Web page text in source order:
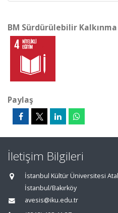
BM Sürdürülebilir
Paylaş
İletişim Bilgileri
İstanbul Kültür Üniversitesi
İstanbul/Bakırköy
avesis@iku.edu.tr